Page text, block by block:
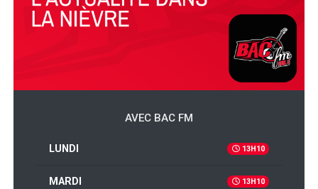
AVEC BAC FM
LUNDI 13H10
MARDI 13H10